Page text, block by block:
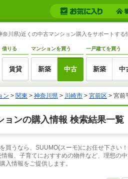
川県)近くの中古マンション購入をサポートする
借りる
賃貸
マンションを買う
新築 中古
一戸建てを買う
新築 中
ン > 関東 > 神奈川県 > 川崎市 > 宮前区 > 宮前
ョンの購入情報 検索結果一覧
買うなら、SUUMO(スーモ)にお任せ下さ
報、子育てにおすすめの物件など、理想
入情報をご提供します。